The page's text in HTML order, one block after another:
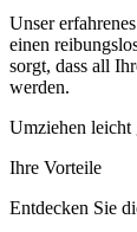
Unser erfahrenes
einen
sorgt, dass all
werden.
Umziehen leicht
Ihre Vorteile
Entdecken Sie